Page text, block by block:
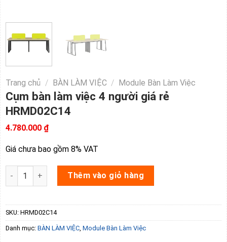
Trang chủ / BÀN LÀM VIỆC / Module Bàn Làm Việc
Cụm bàn làm việc 4 người giá rẻ
HRMD02C14
4.780.000 ₫
Giá chưa bao gồm 8% VAT
Cụm bàn làm việc 4 người giá rẻ HRMD02C14 số lượng
Thêm vào giỏ hàng
SKU: HRMD02C14
Danh mục: BÀN LÀM VIỆC, Module Bàn Làm Việc